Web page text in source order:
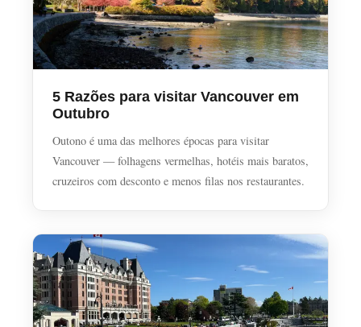
5 Razões para visitar Vancouver em
Outubro
Outono é uma das melhores épocas para visitar
Vancouver — folhagens vermelhas, hotéis mais baratos,
cruzeiros com desconto e menos filas nos restaurantes.